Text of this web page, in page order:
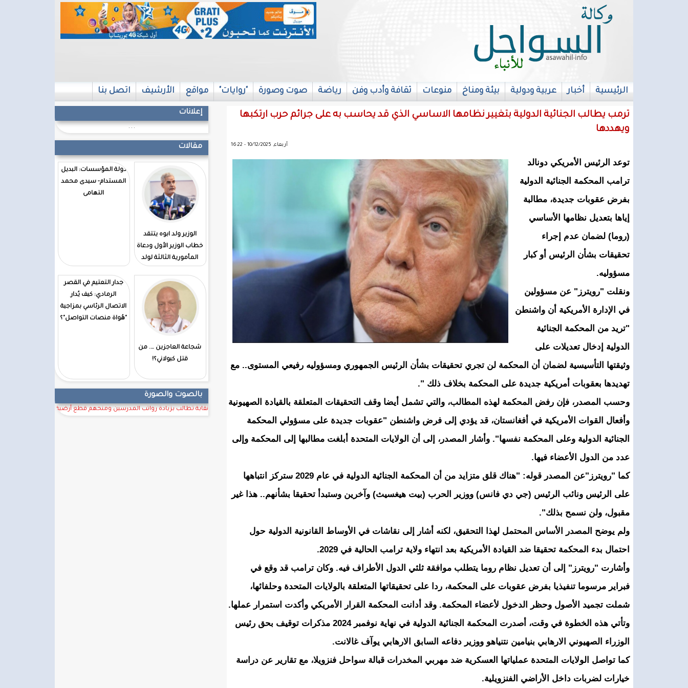
الرئيسية أخبار عربية ودولية بيئة ومناخ منوعات ثقافة وأدب وفن رياضة صوت وصورة "روايات" مواقع الأرشيف اتصل بنا
français إعلانات
...
مقالات
الوزير ولد ابوه يتتقد
خطاب الوزير الأول ودعاة
المأمورية الثالثة لولد
دولة المؤسسات: البديل
المستدام- سيدى محمد
التهامى
شجاعة العاجزين …. من
قتل كبولاني؟!
جدار التعتيم في القصر
الرمادي: كيف يُدار
الاتصال الرئاسي بمزاجية
"هُواة منصات التواصل"؟
بالصوت والصورة
نقابة تطالب بزيادة رواتب المدرسين ومنحهم قطع أرضية
ترمب يطالب الجنائية الدولية بتغيير نظامها الاساسي الذي قد يحاسب به على جرائم حرب ارتكبها
ويهددها
أربعاء, 10/12/2025 - 16:22
توعد الرئيس الأمريكي دونالد
ترامب المحكمة الجنائية الدولية
بفرض عقوبات جديدة، مطالبة
إياها بتعديل نظامها الأساسي
(روما) لضمان عدم إجراء
تحقيقات بشأن الرئيس أو كبار
مسؤوليه.
ونقلت "رويترز" عن مسؤولين
في الإدارة الأمريكية أن واشنطن
"تريد من المحكمة الجنائية
الدولية إدخال تعديلات على
وثيقتها التأسيسية لضمان أن المحكمة لن تجري تحقيقات بشأن الرئيس الجمهوري ومسؤوليه رفيعي المستوى.. مع
تهديدها بعقوبات أمريكية جديدة على المحكمة بخلاف ذلك ".
وحسب المصدر، فإن رفض المحكمة لهذه المطالب، والتي تشمل أيضا وقف التحقيقات المتعلقة بالقيادة الصهيونية
وأفعال القوات الأمريكية في أفغانستان، قد يؤدي إلى فرض واشنطن "عقوبات جديدة على مسؤولي المحكمة
الجنائية الدولية وعلى المحكمة نفسها". وأشار المصدر، إلى أن الولايات المتحدة أبلغت مطالبها إلى المحكمة وإلى
عدد من الدول الأعضاء فيها.
كما "رويترز"عن المصدر قوله: "هناك قلق متزايد من أن المحكمة الجنائية الدولية في عام 2029 ستركز انتباهها
على الرئيس ونائب الرئيس (جي دي فانس) ووزير الحرب (بيت هيغسيث) وآخرين وستبدأ تحقيقا بشأنهم.. هذا غير
مقبول، ولن نسمح بذلك".
ولم يوضح المصدر الأساس المحتمل لهذا التحقيق، لكنه أشار إلى نقاشات في الأوساط القانونية الدولية حول
احتمال بدء المحكمة تحقيقا ضد القيادة الأمريكية بعد انتهاء ولاية ترامب الحالية في 2029.
وأشارت "رويترز" إلى أن تعديل نظام روما يتطلب موافقة ثلثي الدول الأطراف فيه. وكان ترامب قد وقع في
فبراير مرسوما تنفيذيا بفرض عقوبات على المحكمة، ردا على تحقيقاتها المتعلقة بالولايات المتحدة وحلفائها،
شملت تجميد الأصول وحظر الدخول لأعضاء المحكمة. وقد أدانت المحكمة القرار الأمريكي وأكدت استمرار عملها.
وتأتي هذه الخطوة في وقت، أصدرت المحكمة الجنائية الدولية في نهاية نوفمبر 2024 مذكرات توقيف بحق رئيس
الوزراء الصهيوني الارهابي بنيامين نتنياهو ووزير دفاعه السابق الارهابي يوآف غالانت.
كما تواصل الولايات المتحدة عملياتها العسكرية ضد مهربي المخدرات قبالة سواحل فنزويلا، مع تقارير عن دراسة
خيارات لضربات داخل الأراضي الفنزويلية.